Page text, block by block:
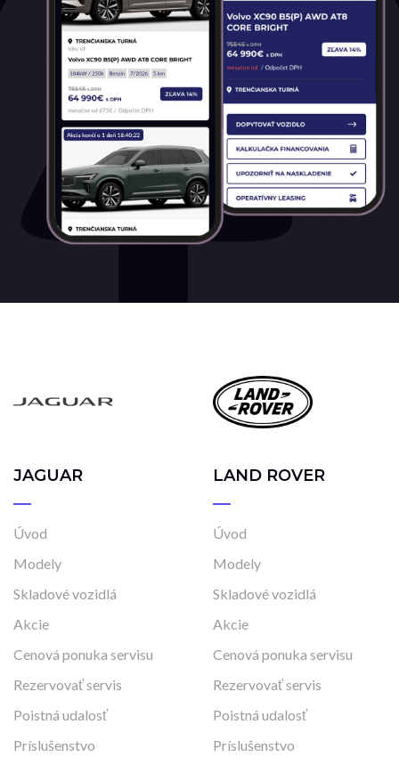
JAGUAR
Úvod
Modely
Skladové vozidlá
Akcie
Cenová ponuka servisu
Rezervovať servis
Poistná udalosť
Príslušenstvo
LAND ROVER
Úvod
Modely
Skladové vozidlá
Akcie
Cenová ponuka servisu
Rezervovať servis
Poistná udalosť
Príslušenstvo